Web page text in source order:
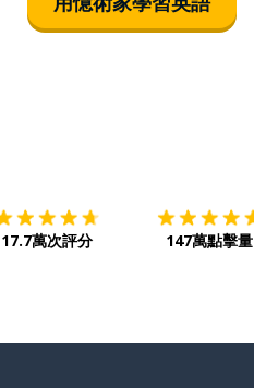
17.7萬次評分 147萬點擊量